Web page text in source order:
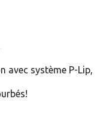
avec système P-Lip,